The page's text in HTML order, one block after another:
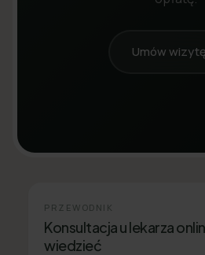
Umów
PRZEWODNIK
Konsultacja u lekarza
wiedzieć